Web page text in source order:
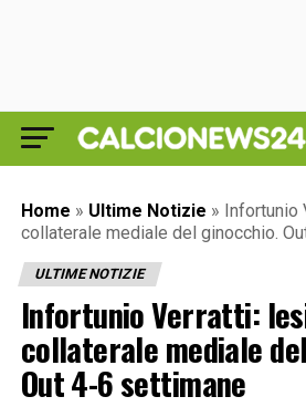
Home » Ultime Notizie » Infortunio
collaterale mediale del ginocchio.
ULTIME NOTIZIE
Infortunio Verratti:
collaterale mediale
Out 4-6 settimane